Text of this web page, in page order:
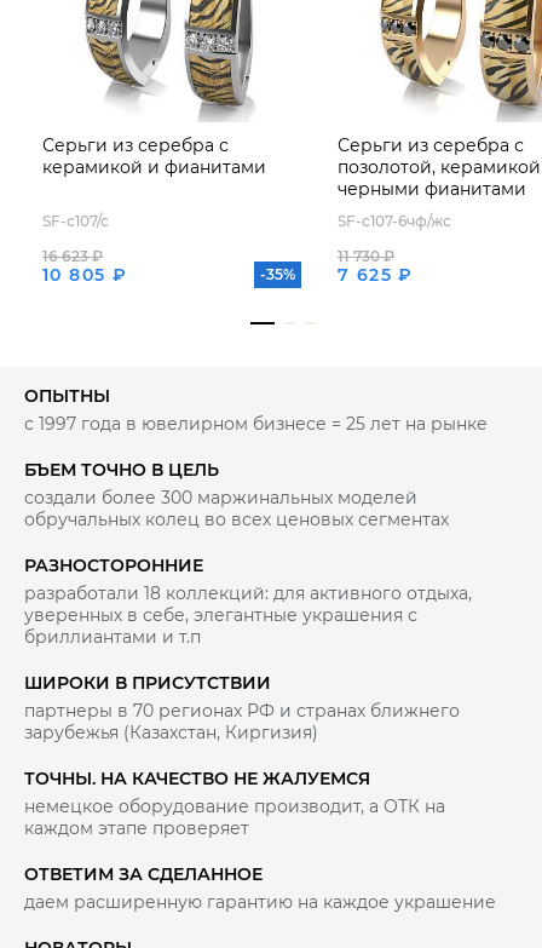
богатую игру цвета и мерцающий блеск, что
великолепно сочетается с блеском фианитов.
Модель с очень комфортной посадкой на ухо за счет
расположения замковой части ниже, чем
декоративная часть серьги.
Тип замка - английский, самый надежный и удобный.
Украшение покрыто родием - металлом платиновой
группы, который делает серебро устойчивым к
повреждениям, препятствует потемнению серебра и
придает яркий искрящийся блеск украшению.
Серьги из серебра с
керамикой и фианитами
SF-с107/с
10 805 ₽
16 623 ₽
-35%
Серьги из серебра с
позолотой,
черными фианитами
SF-с107-6чф/жс
7 625 ₽
11 730 ₽
ОПЫТНЫ
с 1997 года в ювелирном бизнесе = 25 лет на рынке
БЪЕМ ТОЧНО В ЦЕЛЬ
создали более 300 маржинальных моделей
обручальных колец во всех ценовых сегментах
РАЗНОСТОРОННИЕ
разработали 18 коллекций: для активного отдыха,
уверенных в себе, элегантные украшения с
бриллиантами и т.п
ШИРОКИ В ПРИСУТСТВИИ
партнеры в 70 регионах РФ и странах ближнего
зарубежья (Казахстан, Киргизия)
ТОЧНЫ. НА КАЧЕСТВО НЕ ЖАЛУЕМСЯ
немецкое оборудование производит, а ОТК на
каждом этапе проверяет
ОТВЕТИМ ЗА СДЕЛАННОЕ
даем расширенную гарантию на каждое украшение